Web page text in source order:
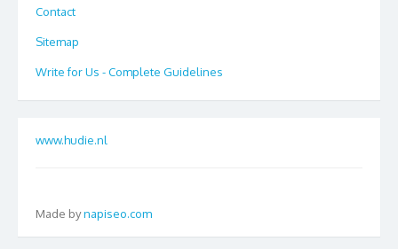
Contact
Sitemap
Write for Us - Complete Guidelines
www.hudie.nl
Made bynapiseo.com